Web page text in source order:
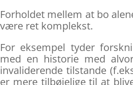
Forholdet mellem at bo
være ret komplekst.
For eksempel tyder
med en historie med
invaliderende tilstande
er mere tilbøjelige til at